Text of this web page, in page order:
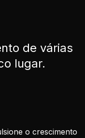
de várias
lugar.
o crescimento